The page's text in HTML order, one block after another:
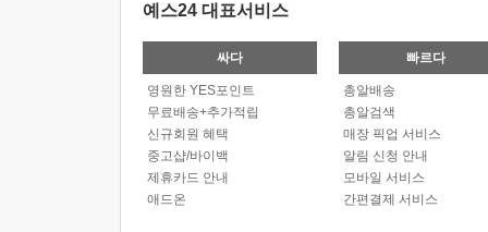
예스24 대표서비스
싸다
영원한 YES포인트
무료배송+추가적립
신규회원 혜택
중고샵/바이백
제휴카드 안내
애드온
빠르다
총알배송
총알검색
매장 픽업 서비스
알림 신청 안내
모바일 서비스
간편결제 서비스